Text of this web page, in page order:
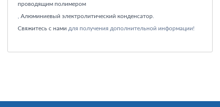
проводящим полимером
Алюминиевый электролитический конденсатор
Свяжитесь с нами для получения дополнительной информации!